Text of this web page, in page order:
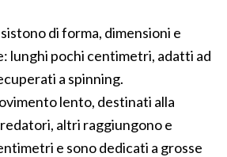
di forma, dimensioni e
lunghi pochi centimetri, adatti ad
a spinning.
lento, destinati alla
altri raggiungono e
e sono dedicati a grosse